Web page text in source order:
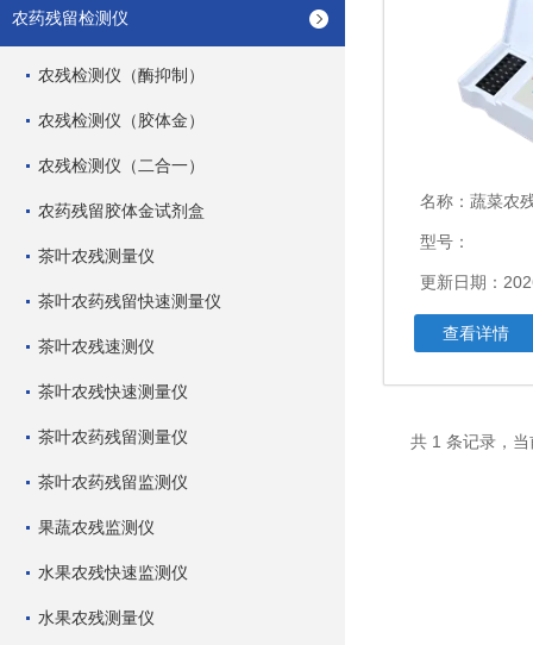
农药残留检测仪
农残检测仪（酶抑制）
农残检测仪（胶体金）
农残检测仪（二合一）
农药残留胶体金试剂盒
茶叶农残测量仪
茶叶农药残留快速测量仪
茶叶农残速测仪
茶叶农残快速测量仪
茶叶农药残留测量仪
茶叶农药残留监测仪
果蔬农残监测仪
水果农残快速监测仪
水果农残测量仪
名称： 蔬菜农
型号：
更新日期：
查看详情
共 1 条记录，